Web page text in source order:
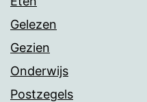
Gelezen
Gezien
Onderwijs
Postzegels